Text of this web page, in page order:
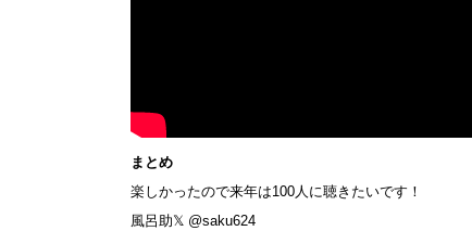
まとめ
楽しかったので来年は100人に聴きたいです！
風呂助𝕏 @saku624